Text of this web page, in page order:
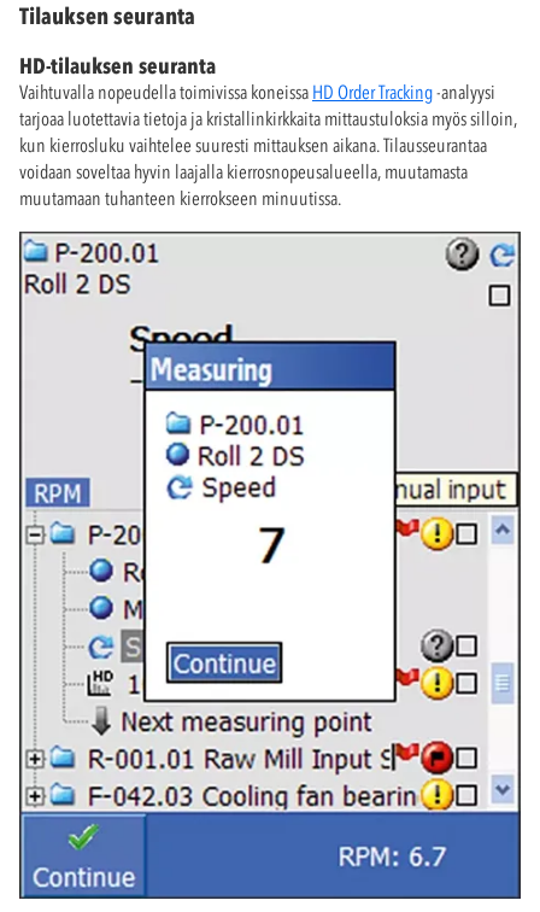
Tilauksen seuranta
HD-tilauksen seuranta
Vaihtuvalla nopeudella toimivissa koneissa HD Order Tracking-analyysi
tarjoaa luotettavia tietoja ja kristallinkirkkaita mittaustuloksia myös silloin,
kun kierrosluku vaihtelee suuresti mittauksen aikana. Tilausseurantaa
voidaan soveltaa hyvin laajalla kierrosnopeusalueella, muutamasta
muutamaan tuhanteen kierrokseen minuutissa.